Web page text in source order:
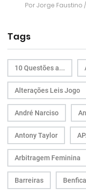
PorJorge Faustino
Tags
10 Questões a...
Alterações Leis Jogo
André Narciso
Antony Taylor
Arbitragem Feminina
Barreiras Benfica